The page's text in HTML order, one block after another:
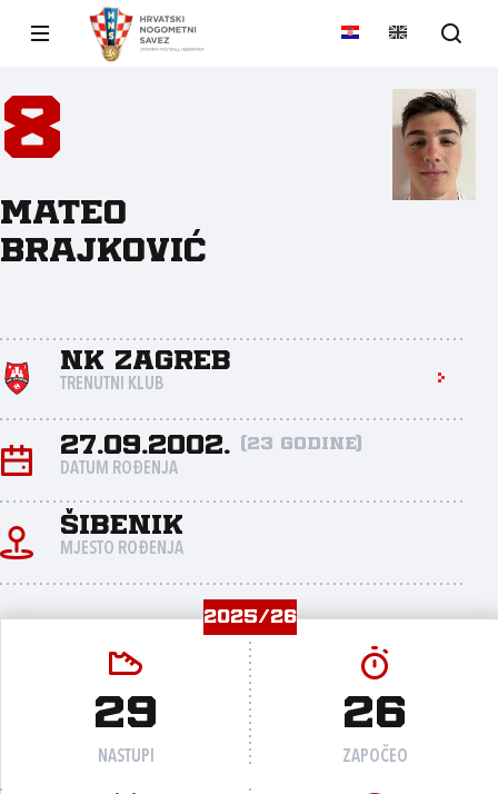
8
Mateo
Brajković
NK Zagreb
TRENUTNI KLUB
27.09.2002. (23 godine)
DATUM ROĐENJA
Šibenik
MJESTO ROĐENJA
2025/26
29
NASTUPI
26
ZAPOČEO